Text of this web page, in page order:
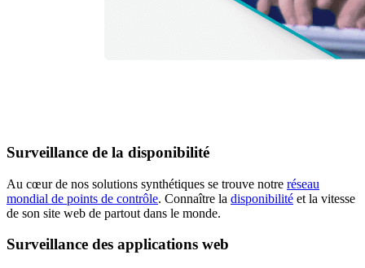
Surveillance de la disponibilité
Au cœur de nos solutions synthétiques se trouve notre réseau
mondial de points de contrôle. Connaître la disponibilité et la vitesse
de son site web de partout dans le monde.
Surveillance des applications web